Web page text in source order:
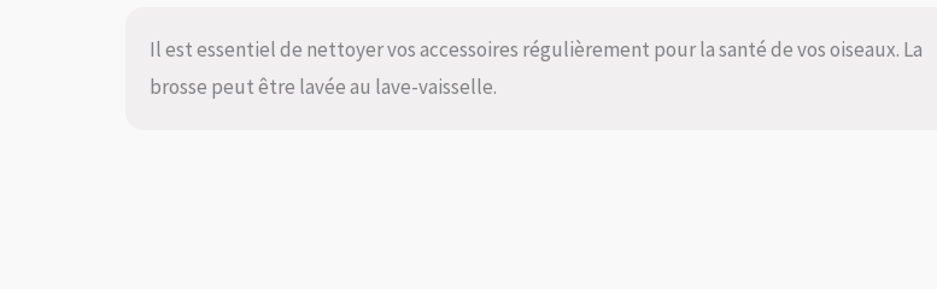
Il est essentiel de nettoyer vos accessoires régulièrement pour la santé de vos oiseaux. La
brosse peut être lavée au lave-vaisselle.